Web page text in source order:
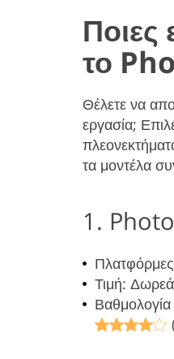
Ποιες
το
Θέλετε να
εργασία;
τα μοντέλα
1.
Τιμή: